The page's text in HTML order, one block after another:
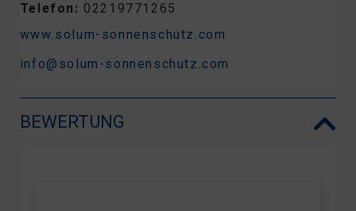
Telefon: 02219771265
www.solum-sonnenschutz.com
info@solum-sonnenschutz.com
BEWERTUNG